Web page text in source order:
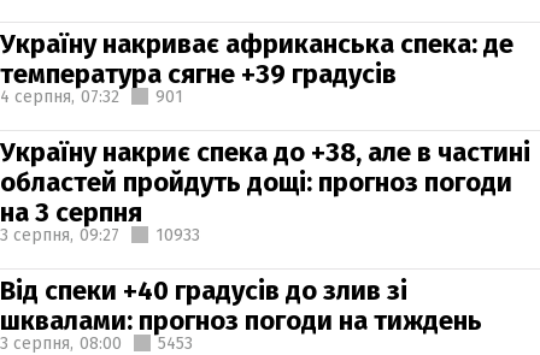
Україну накриває африканська спека: де
температура сягне +39 градусів
4 серпня, 07:32 901
Україну накриє спека до +38, але в частині
областей пройдуть дощі: прогноз погоди
на 3 серпня
3 серпня, 09:27 10933
Від спеки +40 градусів до злив зі
шквалами: прогноз погоди на тиждень
3 серпня, 08:00 5453